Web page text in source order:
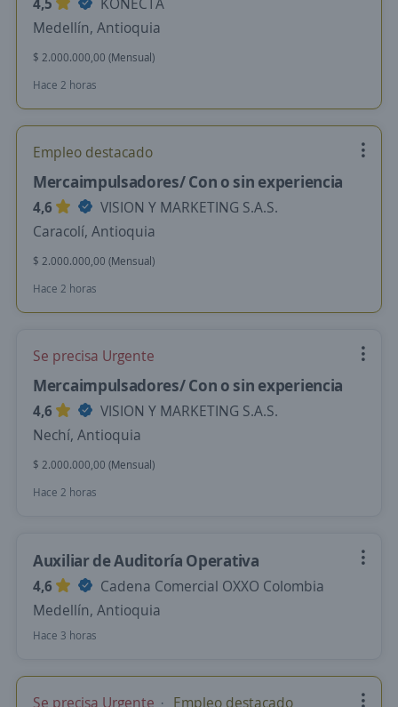
Medellín, Antioquia
$ 2.000.000,00 (Mensual)
Hace 2 horas
Empleo destacado
Mercaimpulsadores/ Con o sin experiencia
4,6
VISION Y MARKETING S.A.S.
Caracolí, Antioquia
$ 2.000.000,00 (Mensual)
Hace 2 horas
Se precisa Urgente
Mercaimpulsadores/ Con o sin experiencia
4,6
VISION Y MARKETING S.A.S.
Nechí, Antioquia
$ 2.000.000,00 (Mensual)
Hace 2 horas
Auxiliar de Auditoría Operativa
4,6
Cadena Comercial OXXO Colombia
Medellín, Antioquia
Hace 3 horas
Se precisa Urgente Empleo destacado